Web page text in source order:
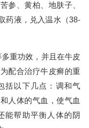
参、黄柏、地肤子、
药液，兑入温水（38-
重功效，并且在牛皮
配合治疗牛皮癣的重
括以下几点：调和气
人体的气血，使气血
能帮助平衡人体的阴